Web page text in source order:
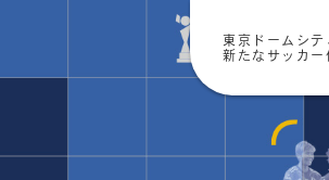
東京ドームシ
新たなサッカ